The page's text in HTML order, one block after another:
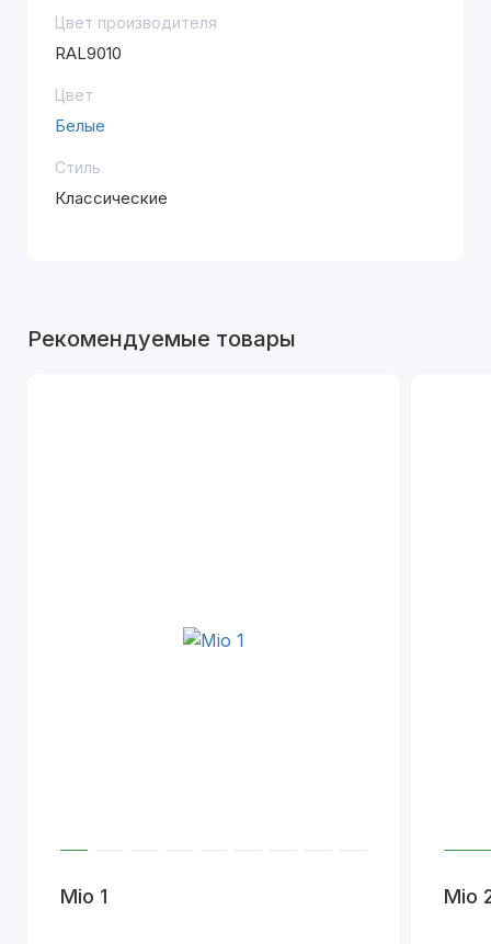
Цвет производителя
RAL9010
Цвет
Белые
Стиль
Классические
Рекомендуемые товары
Mio 1 Mio